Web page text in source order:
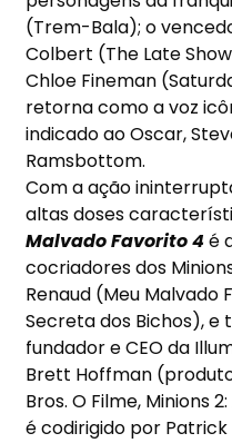
(Trem-Bala); o
Colbert (The Late
Chloe Fineman (
retorna como a voz
indicado ao Oscar,
Ramsbottom.
Com a ação
altas doses
Malvado Favorito 4 é
cocriadores dos
Renaud (Meu Malvado
Secreta dos Bichos), e
fundador e CEO da
Brett Hoffman
Bros. O Filme, Minions
é codirigido por